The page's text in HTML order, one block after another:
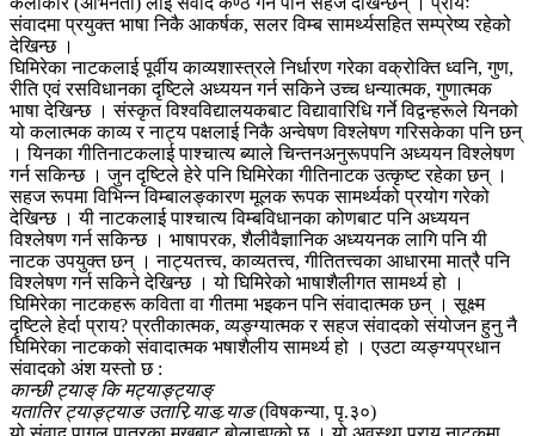
संवादमा प्रयुक्त भाषा निकै आकर्षक, सलर विम्ब सामर्थ्यसहित सम्प्रेष्य रहेको
देखिन्छ ।
घिमिरेका नाटकलाई पूर्वीय काव्यशास्त्रले निर्धारण गरेका वक्रोक्ति ध्वनि, गुण,
रीति एवं रसविधानका दृष्टिले अध्ययन गर्न सकिने उच्च धन्यात्मक, गुणात्मक
भाषा देखिन्छ । संस्कृत विश्वविद्यालयकबाट विद्यावारिधि गर्ने विद्वन्हरूले यिनको
यो कलात्मक काव्य र नाट्य पक्षलाई निकै अन्वेषण विश्लेषण गरिसकेका पनि छन्
। यिनका गीतिनाटकलाई पाश्चात्य ब्याले चिन्तनअनुरूपपनि अध्ययन विश्लेषण
गर्न सकिन्छ । जुन दृष्टिले हेरे पनि घिमिरेका गीतिनाटक उत्कृष्ट रहेका छन् ।
सहज रूपमा विभिन्न विम्बालङ्कारण मूलक रूपक सामर्थ्यको प्रयोग गरेको
देखिन्छ । यी नाटकलाई पाश्चात्य विम्बविधानका कोणबाट पनि अध्ययन
विश्लेषण गर्न सकिन्छ । भाषापरक, शैलीवैज्ञानिक अध्ययनक लागि पनि यी
नाटक उपयुक्त छन् । नाट्यतत्त्व, काव्यतत्त्व, गीतितत्त्वका आधारमा मात्रै पनि
विश्लेषण गर्न सकिने देखिन्छ । यो घिमिरेको भाषाशैलीगत सामर्थ्य हो ।
घिमिरेका नाटकहरू कविता वा गीतमा भइकन पनि संवादात्मक छन् । सूक्ष्म
दृष्टिले हेर्दा प्राय? प्रतीकात्मक, व्यङ्ग्यात्मक र सहज संवादको संयोजन हुनु नै
घिमिरेका नाटकको संवादात्मक भषाशैलीय सामर्थ्य हो । एउटा व्यङ्ग्यप्रधान
संवादको अंश यस्तो छ :
कान्छी ट्याङ् कि मट्याङ्ट्याङ्
यतातिर ट्याङ्ट्याङ उतारि र्‍याङ र्‍याङ(विषकन्या, पृ.३०)